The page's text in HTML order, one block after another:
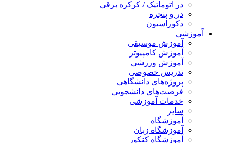
در اتوماتیک / کرکره برقی
در و پنجره
دکوراسیون
آموزشی
آموزش موسیقی
آموزش کامپیوتر
آموزش ورزشی
تدریس خصوصی
پروژه‌های دانشگاهی
فرصت‌های دانشجویی
خدمات آموزشی
سایر
آموزشگاه
آموزشگاه زبان
آموزشگاه کنکور